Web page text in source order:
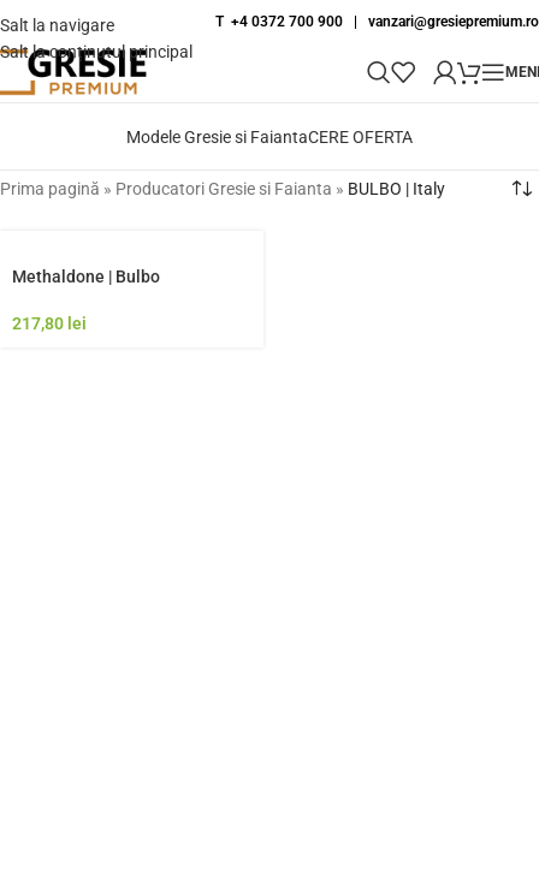
Salt la navigare
Salt la conținutul principal
T +4 0372 700 900 | vanzari@gresiepremium.ro
Modele Gresie si FaiantaCERE OFERTA
Prima pagină » Producatori Gresie si Faianta » BULBO | Italy
Methaldone | Bulbo
217,80 lei